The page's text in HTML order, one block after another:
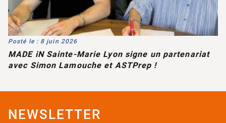
Posté le : 8 juin 2026
MADE iN Sainte-Marie Lyon signe un partenariat
avec Simon Lamouche et ASTPrep !
NEWSLETTER